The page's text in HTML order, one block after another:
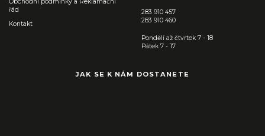
řád
Kontakt
283 910 457
283 910 460
Pondělí až čtvrtek 7 - 18
Pátek 7 - 17
JAK SE K NÁM DOSTANETE